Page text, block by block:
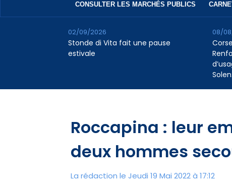
CONSULTER LES MARCHÉS PUBLICS
Stonde di Vita fait une pause
estivale
02/09/2026 08/
Roccapina : leur
deux hommes
La rédaction le Jeudi 19 Mai 2022 à 17:12